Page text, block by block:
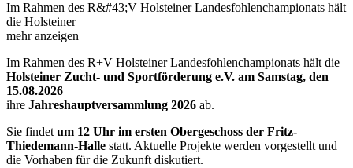
Im Rahmen des R&#43;V Holsteiner Landesfohlenchampionats hält
die Holsteiner
mehr anzeigen
Im Rahmen des R+V Holsteiner Landesfohlenchampionats hält die
Holsteiner Zucht- und Sportförderung e.V. am Samstag, den
15.08.2026
ihre Jahreshauptversammlung 2026 ab.
Sie findet um 12 Uhr im ersten Obergeschoss der Fritz-
Thiedemann-Halle statt. Aktuelle Projekte werden vorgestellt und
die Vorhaben für die Zukunft diskutiert.